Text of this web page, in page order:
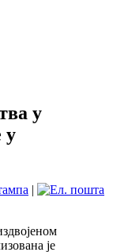
у
у
|
је